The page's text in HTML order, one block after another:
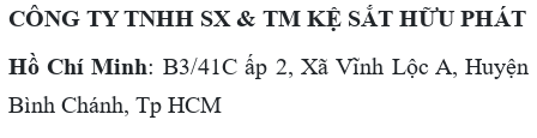
CÔNG TY TNHH SX & TM KỆ SẮT HỮU PHÁT
Hồ Chí Minh: B3/41C ấp 2, Xã Vĩnh Lộc A, Huyện
Bình Chánh, Tp HCM